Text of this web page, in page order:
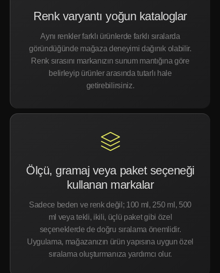
Renk varyantı yoğun kataloglar
Aynı renkler farklı ürünlerde farklı sıralarda
göründüğünde mağaza deneyimi dağınık olabilir.
Renk sırasını markanızın sunum mantığına göre
belirleyip ürünler arasında tutarlı hale
getirebilirsiniz.
Ölçü, gramaj veya paket seçeneği
kullanan markalar
Sadece beden ve renk değil; 100 ml, 250 ml, 500
ml veya tekli, ikili, üçlü paket gibi özel
seçeneklerde de doğru sıralama önemlidir.
Uygulama, mağazanızın ürün yapısına uygun özel
sıralama oluşturmanıza yardımcı olur.